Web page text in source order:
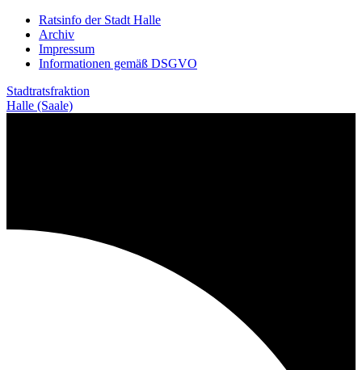
Weiter
zum
Inhalt
Ratsinfo der Stadt Halle
Archiv
Impressum
Informationen gemäß DSGVO
Stadtratsfraktion
Halle (Saale)